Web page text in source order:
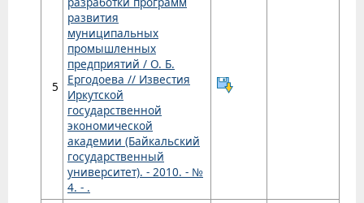
5
развития
муниципальных
промышленных
предприятий / О. Б.
Ергодоева // Известия
Иркутской
государственной
экономической
академии (Байкальский
государственный
университет). - 2010. - №
4. - .